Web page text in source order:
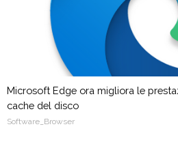
Microsoft Edge ora migliora le
cache del disco
Software_Browser